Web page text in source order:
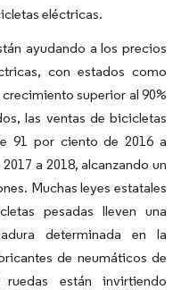
eléctricas.
ayudando a los precios
con estados como
superior al 90%
las ventas de bicicletas
91 por ciento de 2016 a
a 2018, alcanzando un
Muchas leyes estatales
pesadas lleven una
determinada en la
de neumáticos de
están invirtiendo